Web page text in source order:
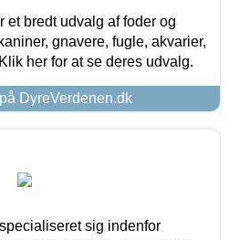
bredt udvalg af foder og
gnavere, fugle, akvarier,
her for at se deres udvalg.
DyreVerdenen.dk
sig indenfor